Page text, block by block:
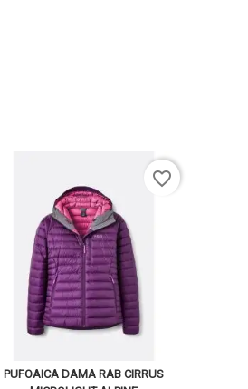
PUFOAICA DAMA RAB CIRRUS
favorite_border